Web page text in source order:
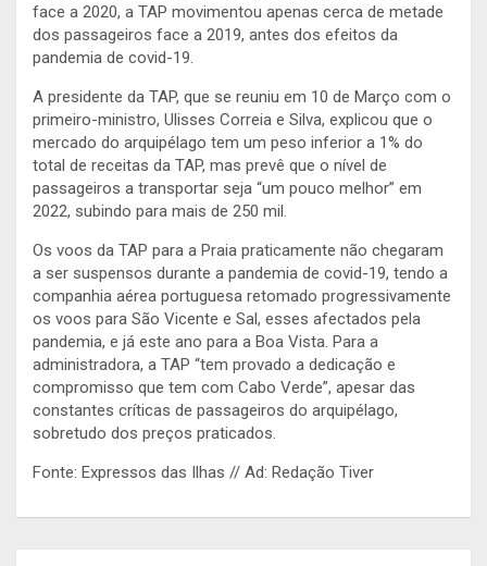
face a 2020, a TAP movimentou apenas cerca de metade
dos passageiros face a 2019, antes dos efeitos da
pandemia de covid-19.
A presidente da TAP, que se reuniu em 10 de Março com o
primeiro-ministro, Ulisses Correia e Silva, explicou que o
mercado do arquipélago tem um peso inferior a 1% do
total de receitas da TAP, mas prevê que o nível de
passageiros a transportar seja “um pouco melhor” em
2022, subindo para mais de 250 mil.
Os voos da TAP para a Praia praticamente não chegaram
a ser suspensos durante a pandemia de covid-19, tendo a
companhia aérea portuguesa retomado progressivamente
os voos para São Vicente e Sal, esses afectados pela
pandemia, e já este ano para a Boa Vista. Para a
administradora, a TAP “tem provado a dedicação e
compromisso que tem com Cabo Verde”, apesar das
constantes críticas de passageiros do arquipélago,
sobretudo dos preços praticados.
Fonte: Expressos das Ilhas // Ad: Redação Tiver